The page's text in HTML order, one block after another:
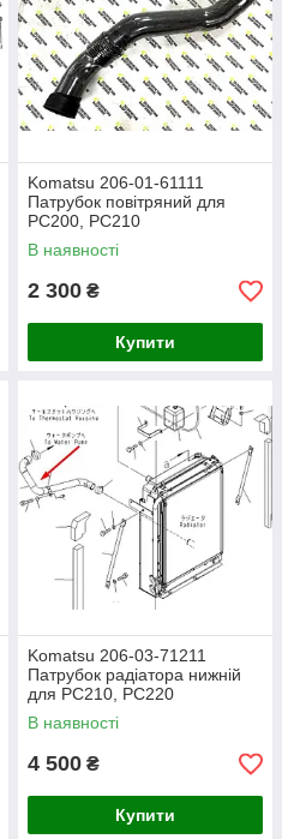
Komatsu 206-01-61111
Патрубок повітряний для
PC200, PC210
В наявності
2 300 ₴
Купити
Komatsu 206-03-71211
Патрубок радіатора нижній
для PC210, PC220
В наявності
4 500 ₴
Купити